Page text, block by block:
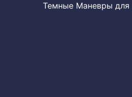
Темные Маневры для